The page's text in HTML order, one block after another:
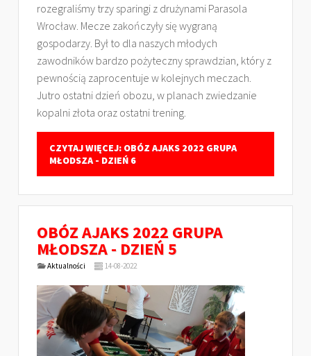
rozegraliśmy trzy sparingi z drużynami Parasola
Wrocław. Mecze zakończyły się wygraną
gospodarzy. Był to dla naszych młodych
zawodników bardzo pożyteczny sprawdzian, który z
pewnością zaprocentuje w kolejnych meczach.
Jutro ostatni dzień obozu, w planach zwiedzanie
kopalni złota oraz ostatni trening.
CZYTAJ WIĘCEJ: OBÓZ AJAKS 2022 GRUPA
MŁODSZA - DZIEŃ 6
OBÓZ AJAKS 2022 GRUPA
MŁODSZA - DZIEŃ 5
Aktualności 14-08-2022